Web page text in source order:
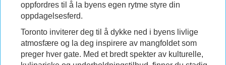
oppfordres til å la byens egen rytme styre din
oppdagelsesferd.
Toronto inviterer deg til å dykke ned i byens livlige
atmosfære og la deg inspirere av mangfoldet som
preger hver gate. Med et bredt spekter av kulturelle,